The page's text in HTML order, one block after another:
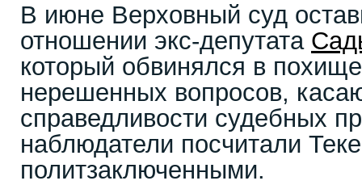
В июне Верховный суд
отношении экс-депутата
который обвинялся в
нерешенных вопросов,
справедливости судебных
наблюдатели посчитали
политзаключенными.